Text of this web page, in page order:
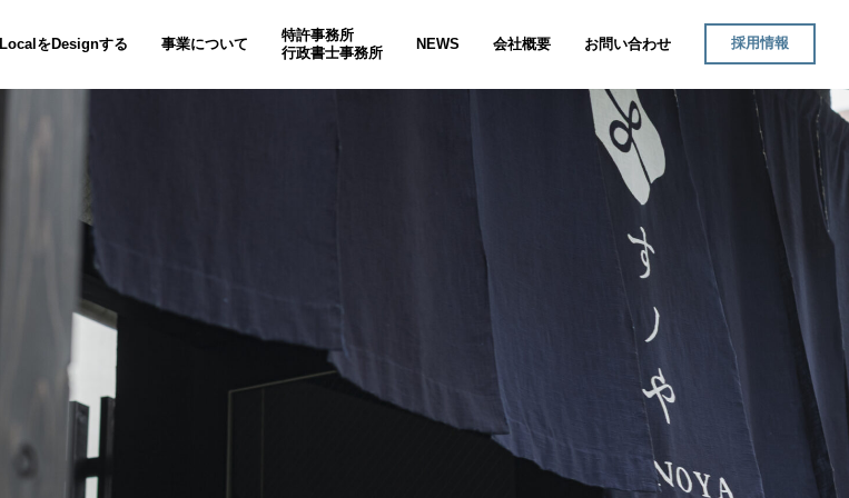
LocalをDesignする 事業について
特許事務所
行政書士事務所
NEWS 会社概要 お問い合わせ 採用情報